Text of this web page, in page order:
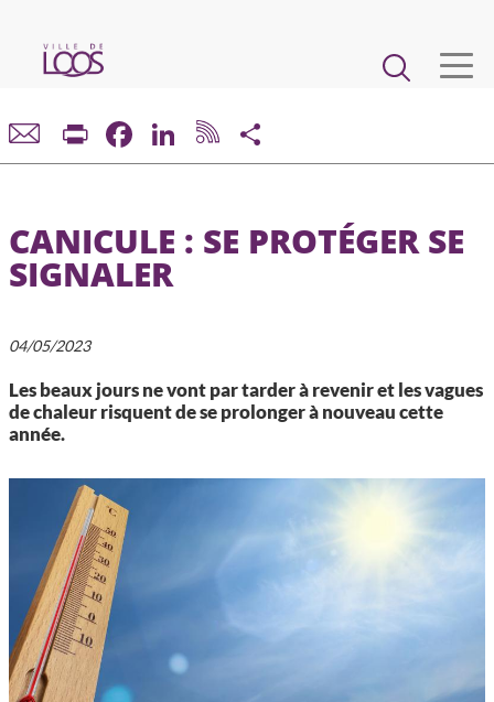
contenu
Main
navigation
VIE MUNICIPALE
CADRE DE VIE ET URBANISME
CCAS, SOLIDARITÉ ET SANTÉ
POLICE MUNICIPALE
Print FacebookLinkedIn
CANICULE : SE PROTÉGER SE
SIGNALER
04/05/2023
Les beaux jours ne vont par tarder à revenir et les vagues
de chaleur risquent de se prolonger à nouveau cette
année.